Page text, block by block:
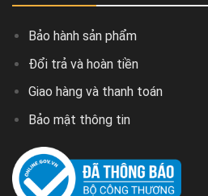
Bảo hành sản phẩm
Đổi trả và hoàn tiền
Giao hàng và thanh toán
Bảo mật thông tin